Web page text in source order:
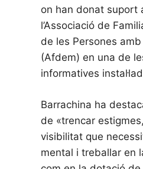
on han donat suport
l’Associació de
de les Persones
(Afdem) en una de
informatives
Barrachina ha
de «trencar
visibilitat que
mental i treballar en